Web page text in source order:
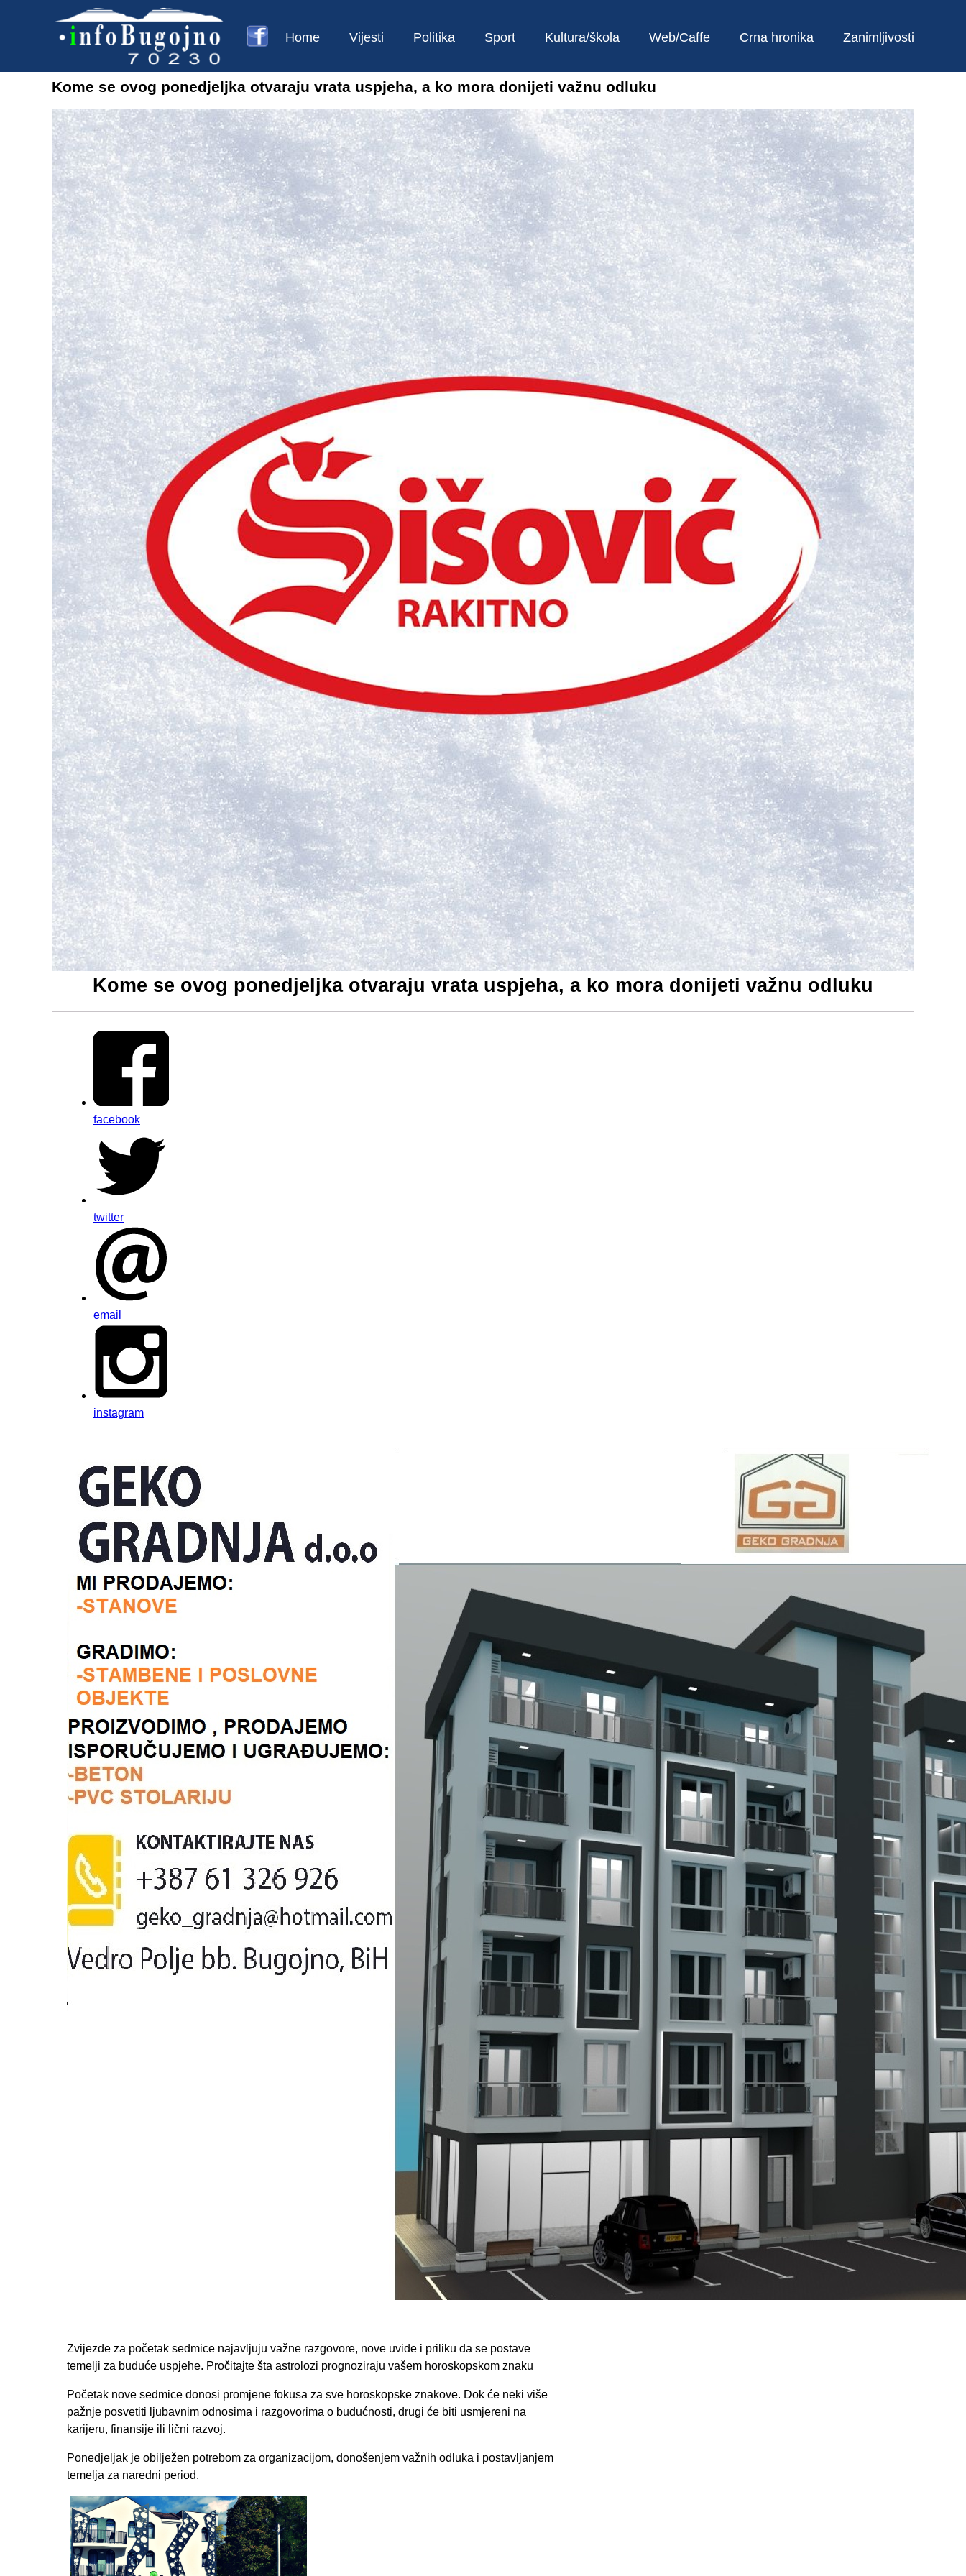
Home Vijesti Politika Sport Kultura/škola Web/Caffe Crna hronika Zanimljivosti
Kome se ovog ponedjeljka otvaraju vrata uspjeha, a ko mora donijeti važnu odluku
Kome se ovog ponedjeljka otvaraju vrata uspjeha, a ko mora donijeti važnu odluku
facebook
twitter
email
instagram
Zvijezde za početak sedmice najavljuju važne razgovore, nove uvide i priliku da se postave
temelji za buduće uspjehe. Pročitajte šta astrolozi prognoziraju vašem horoskopskom znaku
Početak nove sedmice donosi promjene fokusa za sve horoskopske znakove. Dok će neki više
pažnje posvetiti ljubavnim odnosima i razgovorima o budućnosti, drugi će biti usmjereni na
karijeru, finansije ili lični razvoj.
Ponedjeljak je obilježen potrebom za organizacijom, donošenjem važnih odluka i postavljanjem
temelja za naredni period.